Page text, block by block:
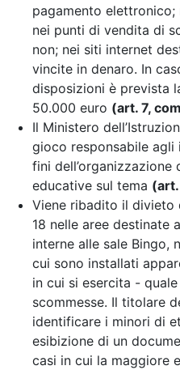
pagamento
nei punti di vendita di
non; nei siti internet
vincite in denaro. In
disposizioni è prevista
50.000 euro (art. 7,
Il Ministero
gioco responsabile
fini
educative sul tema
Viene ribadito il divieto
18 nelle aree destinate
interne alle sale Bingo,
cui sono installati
in cui si esercita -
scommesse. Il titolare
identificare i minori di
esibizione di un
casi in cui la maggiore